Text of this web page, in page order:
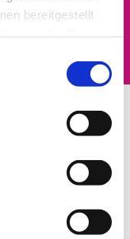
bereitgestellt
auch